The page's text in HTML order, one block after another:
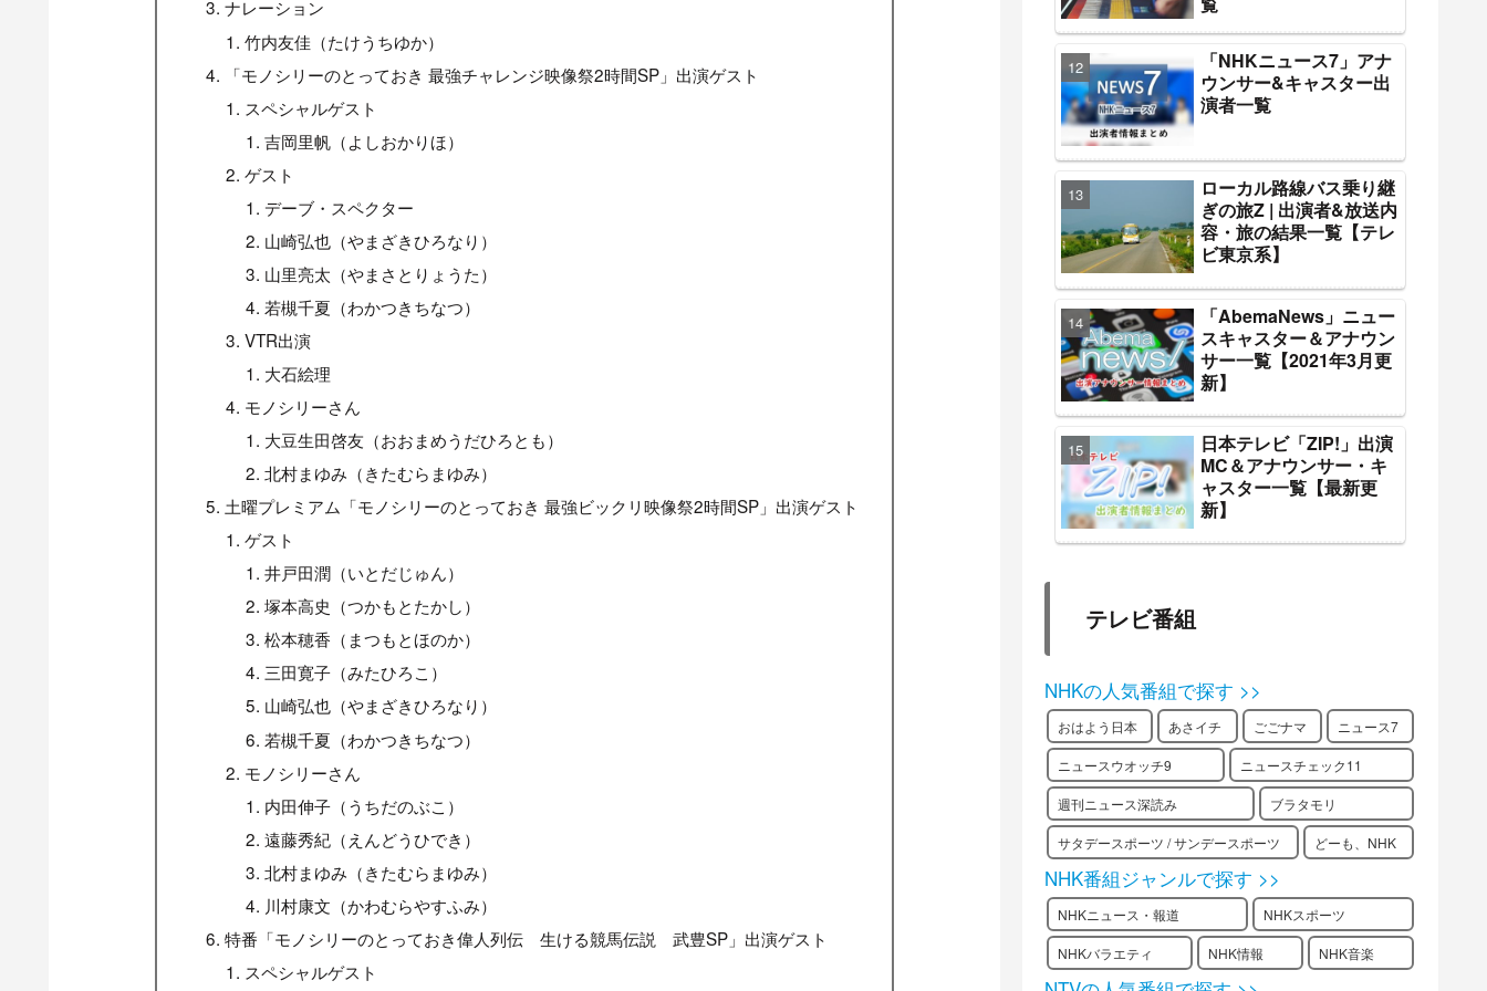
ナレーション
竹内友佳（たけうちゆか）
「モノシリーのとっておき 最強チャレンジ映像祭2時間SP」出演ゲスト
スペシャルゲスト
吉岡里帆（よしおかりほ）
ゲスト
デーブ・スペクター
山崎弘也（やまざきひろなり）
山里亮太（やまさとりょうた）
若槻千夏（わかつきちなつ）
VTR出演
大石絵理
モノシリーさん
大豆生田啓友（おおまめうだひろとも）
北村まゆみ（きたむらまゆみ）
土曜プレミアム「モノシリーのとっておき 最強ビックリ映像祭2時間SP」出演ゲスト
ゲスト
井戸田潤（いとだじゅん）
塚本高史（つかもとたかし）
松本穂香（まつもとほのか）
三田寛子（みたひろこ）
山崎弘也（やまざきひろなり）
若槻千夏（わかつきちなつ）
モノシリーさん
内田伸子（うちだのぶこ）
遠藤秀紀（えんどうひでき）
北村まゆみ（きたむらまゆみ）
川村康文（かわむらやすふみ）
特番「モノシリーのとっておき偉人列伝 生ける競馬伝説 武豊SP」出演ゲスト
スペシャルゲスト
「NHKニュース7」アナ
ウンサー&キャスター出
演者一覧
ローカル路線バス乗り継
ぎの旅Z | 出演者&放送内
容・旅の結果一覧【テレ
ビ東京系】
「AbemaNews」ニュー
スキャスター＆アナウン
サー一覧【2021年3月更
新】
日本テレビ「ZIP!」出演
MC＆アナウンサー・キ
ャスター一覧【最新更
新】
テレビ番組
NHKの人気番組で探す >>
おはよう日本 あさイチ ごごナマ ニュース7
ニュースウオッチ9 ニュースチェック11
週刊ニュース深読み ブラタモリ
サタデースポーツ / サンデースポーツ どーも、NHK
NHK番組ジャンルで探す >>
NHKニュース・報道 NHKスポーツ
NHKバラエティ NHK情報 NHK音楽